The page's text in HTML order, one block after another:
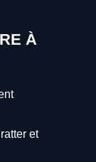
À
et